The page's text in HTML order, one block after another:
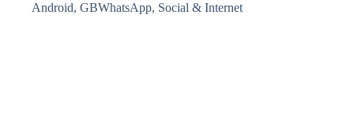
Android, GBWhatsApp, Social & Internet